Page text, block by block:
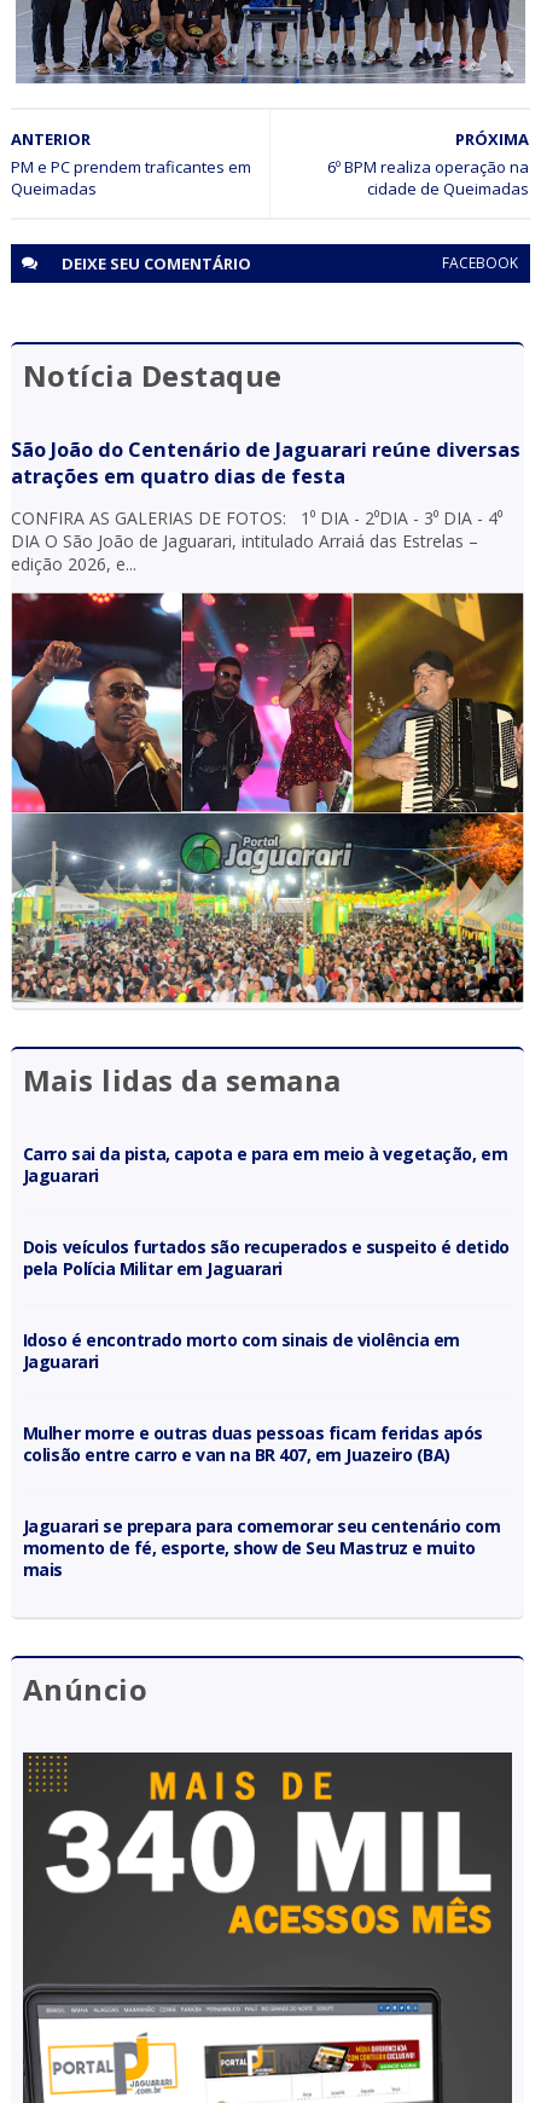
Torneio de Voleibol fortalece a modalidade em Jaguarari
PRÓXIMA
6º BPM realiza operação na
cidade de Queimadas
ANTERIOR
PM e PC prendem traficantes em
Queimadas
DEIXE SEU COMENTÁRIO FACEBOOK
Notícia Destaque
São João do Centenário de Jaguarari reúne diversas
atrações em quatro dias de festa
CONFIRA AS GALERIAS DE FOTOS: 1⁰ DIA - 2⁰DIA - 3⁰ DIA - 4⁰
DIA O São João de Jaguarari, intitulado Arraiá das Estrelas –
edição 2026, e...
Mais lidas da semana
Carro sai da pista, capota e para em meio à vegetação, em
Jaguarari
Dois veículos furtados são recuperados e suspeito é detido
pela Polícia Militar em Jaguarari
Idoso é encontrado morto com sinais de violência em
Jaguarari
Mulher morre e outras duas pessoas ficam feridas após
colisão entre carro e van na BR 407, em Juazeiro (BA)
Jaguarari se prepara para comemorar seu centenário com
momento de fé, esporte, show de Seu Mastruz e muito
mais
Anúncio